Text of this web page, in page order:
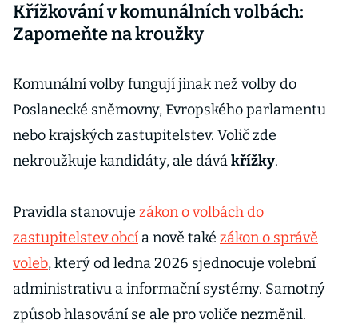
Křížkování v komunálních volbách:
Zapomeňte na kroužky
Komunální volby fungují jinak než volby do
Poslanecké sněmovny, Evropského parlamentu
nebo krajských zastupitelstev. Volič zde
nekroužkuje kandidáty, ale dávákřížky.
Pravidla stanovuje zákon o volbách do
zastupitelstev obcí a nově také zákon o správě
voleb, který od ledna 2026 sjednocuje volební
administrativu a informační systémy. Samotný
způsob hlasování se ale pro voliče nezměnil.